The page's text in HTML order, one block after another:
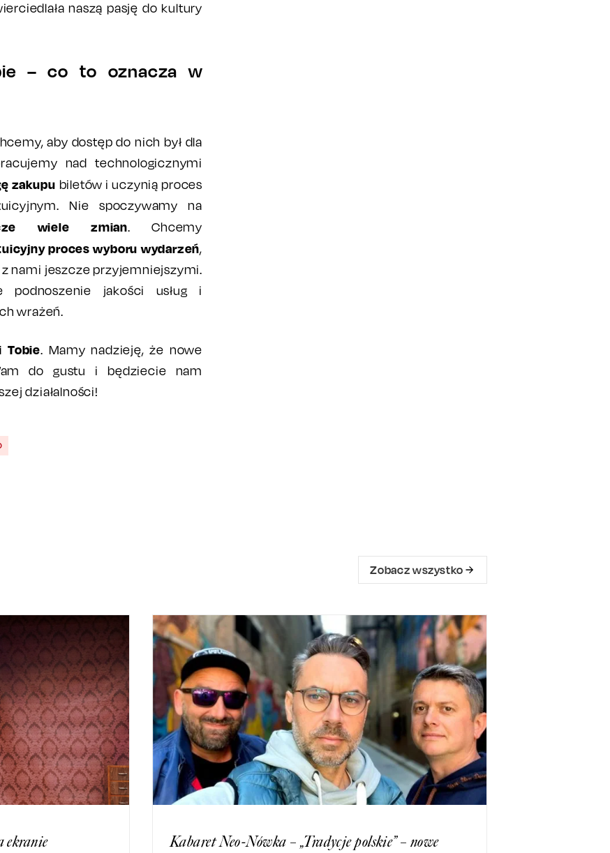
naszą pasję do kultury
– co to oznacza w
aby dostęp do nich był dla
nad technologicznymi
zakupu biletów i uczynią proces
Nie spoczywamy na
wiele zmian. Chcemy
proces wyboru wydarzeń,
nami jeszcze przyjemniejszymi.
podnoszenie jakości usług i
wrażeń.
Tobie. Mamy nadzieję, że nowe
do gustu i będziecie nam
działalności!
Zobacz wszystko
ekranie Kabaret Neo-Nówka – „Tradycje polskie” – nowe